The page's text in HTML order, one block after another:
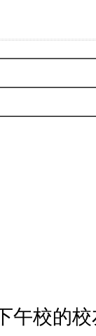
午校的